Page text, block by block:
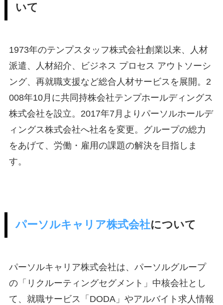
いて
1973年のテンプスタッフ株式会社創業以来、人材
派遣、人材紹介、ビジネス プロセス アウトソーシ
ング、再就職支援など総合人材サービスを展開。2
008年10月に共同持株会社テンプホールディングス
株式会社を設立。2017年7月よりパーソルホールデ
ィングス株式会社へ社名を変更。グループの総力
をあげて、労働・雇用の課題の解決を目指しま
す。
パーソルキャリア株式会社について
パーソルキャリア株式会社は、パーソルグループ
の「リクルーティングセグメント」中核会社とし
て、就職サービス「DODA」やアルバイト求人情報